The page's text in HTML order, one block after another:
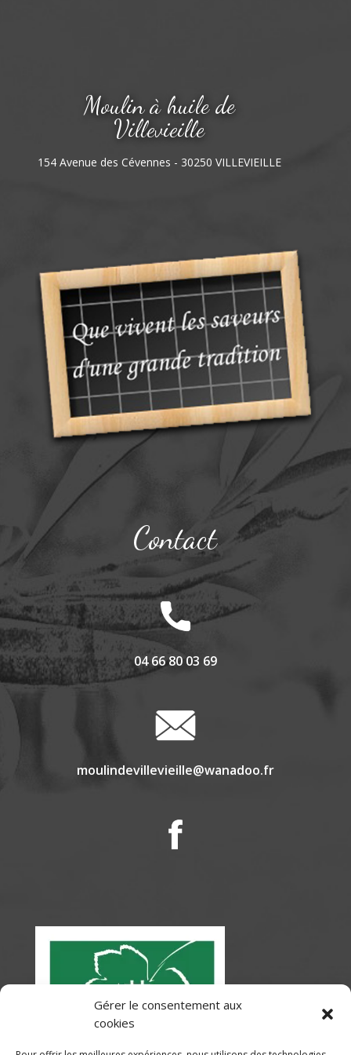
Gérer le consentement aux
cookies
Moulin à huile de
Villevieille
154 Avenue des Cévennes - 30250 VILLEVIEILLE
Contact
04 66 80 03 69
moulindevillevieille@wanadoo.fr